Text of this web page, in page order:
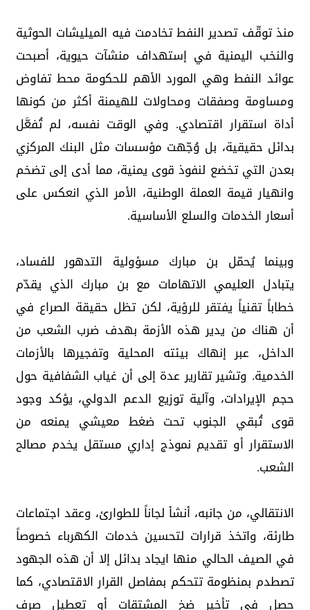
منذ توقّف تصدير النفط تخادمت فيه الميليشات الحوثية
والنخب اليمنية في إستهداف منشآت حيوية، أصبحت
عوائد النفط وهي المورد الأهم للحكومة محط تفاوض
ومساومة وصفقات ومحاولات للهيمنة أكثر من كونها
أداة استقرار اقتصادي. وفي الوقت نفسه، لم تُفعَّل
بدائل حقيقية، بل وُجّهت مؤسسات مثل البنك المركزي
بعدن التي تخضع لنفوذ قوى يمنية، مما أدى إلى تضخم
وانهيار قيمة العملة الوطنية، الأمر الذي انعكس على
أسعار الخدمات والسلع الأساسية.
وبينما يُحمّل بن مبارك مسؤولية التدهور للفساد،
يتبادل العليمي الاتهامات مع بن مبارك الذي يقدّم
خطاباً تقنياً يفتقر للرؤية، لكن تظل حقيقة الصراع في
أن هناك من يدير هذه الأزمة بهدف ضرب الشعب من
الداخل، عبر إنهاك بيئته المحلية وتفجيرها بالأزمات
الخدمية. وتشير تقارير عدة إلى أن غياب الشفافية حول
حجم الإيرادات، وآلية توزيع الدعم الدولي، يؤكد وجود
قوى تُبقي الجنوب تحت ضغط معيشي يمنعه من
الاستقرار أو تقديم نموذج إداري مستقل يخدم مصالح
الشعب.
الانتقالي، من جانبه، أنشأ لجاناً للطوارئ، وعقد اجتماعات
طارئة، واتخذ قرارات لتحسين خدمات الكهرباء خصوصاً
في الصيف الحالي منها ايجاد بدائل إلا أن هذه الجهود
تصطدم بمنظومة تتحكم بمفاصل القرار الاقتصادي، كما
حصل في تأخير ضخ المشتقات أو تعطيل صرف